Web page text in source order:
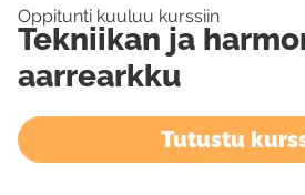
Oppitunti kuuluu kurssiin
Tekniikan ja
aarrearkku
Tutustu